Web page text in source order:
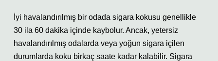
İyi havalandırılmış bir odada sigara kokusu genellikle
30 ila 60 dakika içinde kaybolur. Ancak, yetersiz
havalandırılmış odalarda veya yoğun sigara içilen
durumlarda koku birkaç saate kadar kalabilir. Sigara